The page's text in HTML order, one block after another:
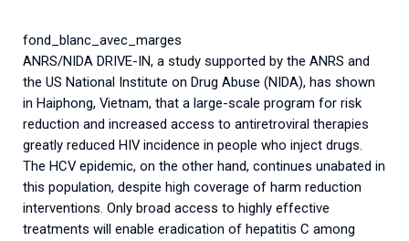
Collaboration avec les acteurs communautaires
Cellules Émergence
Retrouvez toutes les cellules Émergence, actives ou
inactives.
fond_blanc_avec_marges
ANRS/NIDA DRIVE-IN, a study supported by the ANRS and
the US National Institute on Drug Abuse (NIDA), has shown
in Haiphong, Vietnam, that a large-scale program for risk
reduction and increased access to antiretroviral therapies
greatly reduced HIV incidence in people who inject drugs.
The HCV epidemic, on the other hand, continues unabated in
this population, despite high coverage of harm reduction
interventions. Only broad access to highly effective
treatments will enable eradication of hepatitis C among